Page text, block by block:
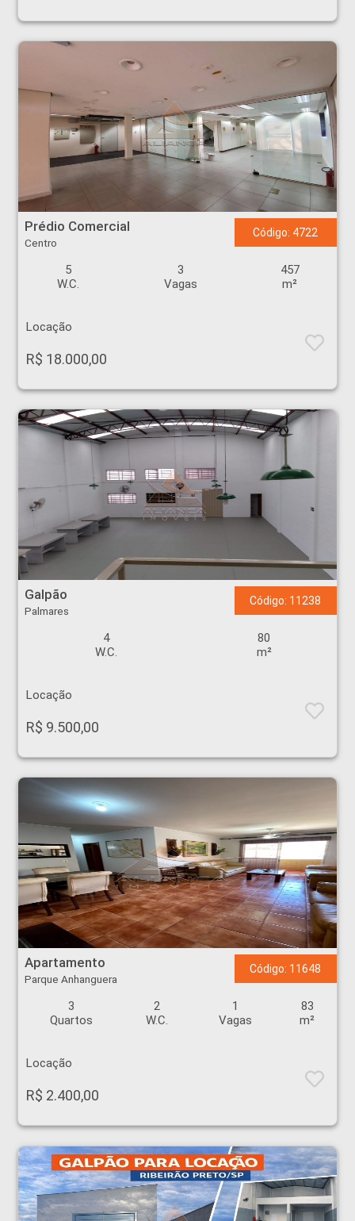
Prédio Comercial
Centro
Código: 4722
5
W.C.
3
Vagas
457
m²
Locação
R$ 18.000,00
Galpão - Palmares - Ribeirão Preto
Galpão
Palmares
Código: 11238
4
W.C.
80
m²
Locação
R$ 9.500,00
Apartamento - Parque Anhanguera - Ribeirão Preto
Apartamento
Parque Anhanguera
Código: 11648
3
Quartos
2
W.C.
1
Vagas
83
m²
Locação
R$ 2.400,00